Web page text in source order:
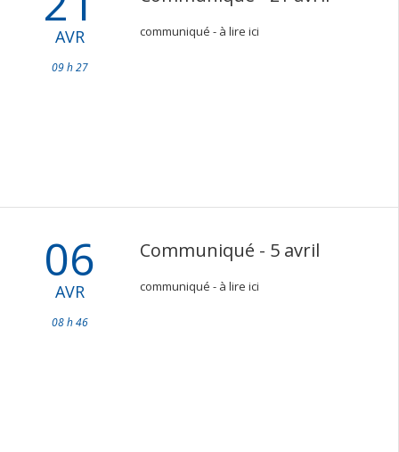
AVR
09 h 27
communiqué - à lire ici
06
AVR
08 h 46
Communiqué - 5 avril
communiqué - à lire ici